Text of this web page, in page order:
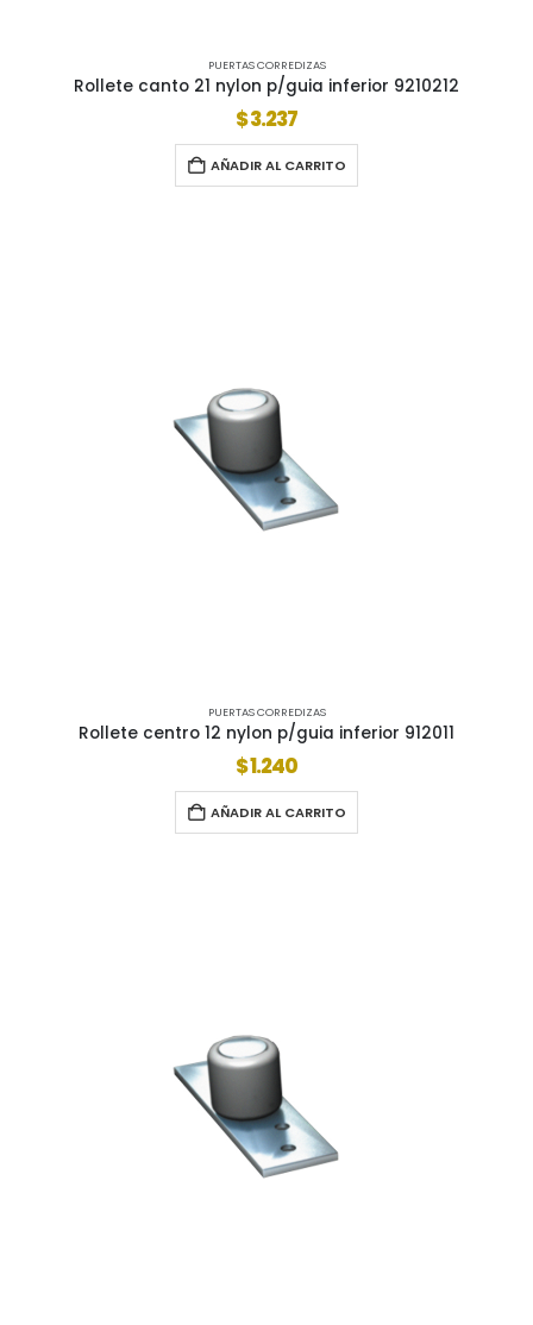
PUERTAS CORREDIZAS
Rollete canto 21 nylon p/guia inferior 9210212
$3.237
AÑADIR AL CARRITO
PUERTAS CORREDIZAS
Rollete centro 12 nylon p/guia inferior 912011
$1.240
AÑADIR AL CARRITO